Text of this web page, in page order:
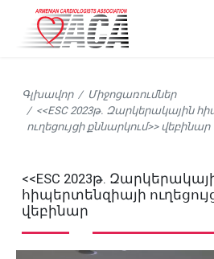
Գլխավոր
Միջոցառումներ
<<ESC 2023թ. Զարկերակային
ուղեցույցի քննարկում>> վեբինար
<<ESC 2023թ.
հիպերտենզիայի
վեբինար